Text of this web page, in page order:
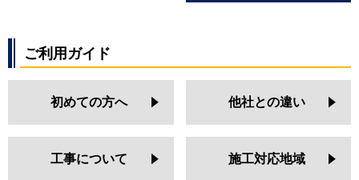
ご利用ガイド
初めての方へ 他社との違い
工事について 施工対応地域